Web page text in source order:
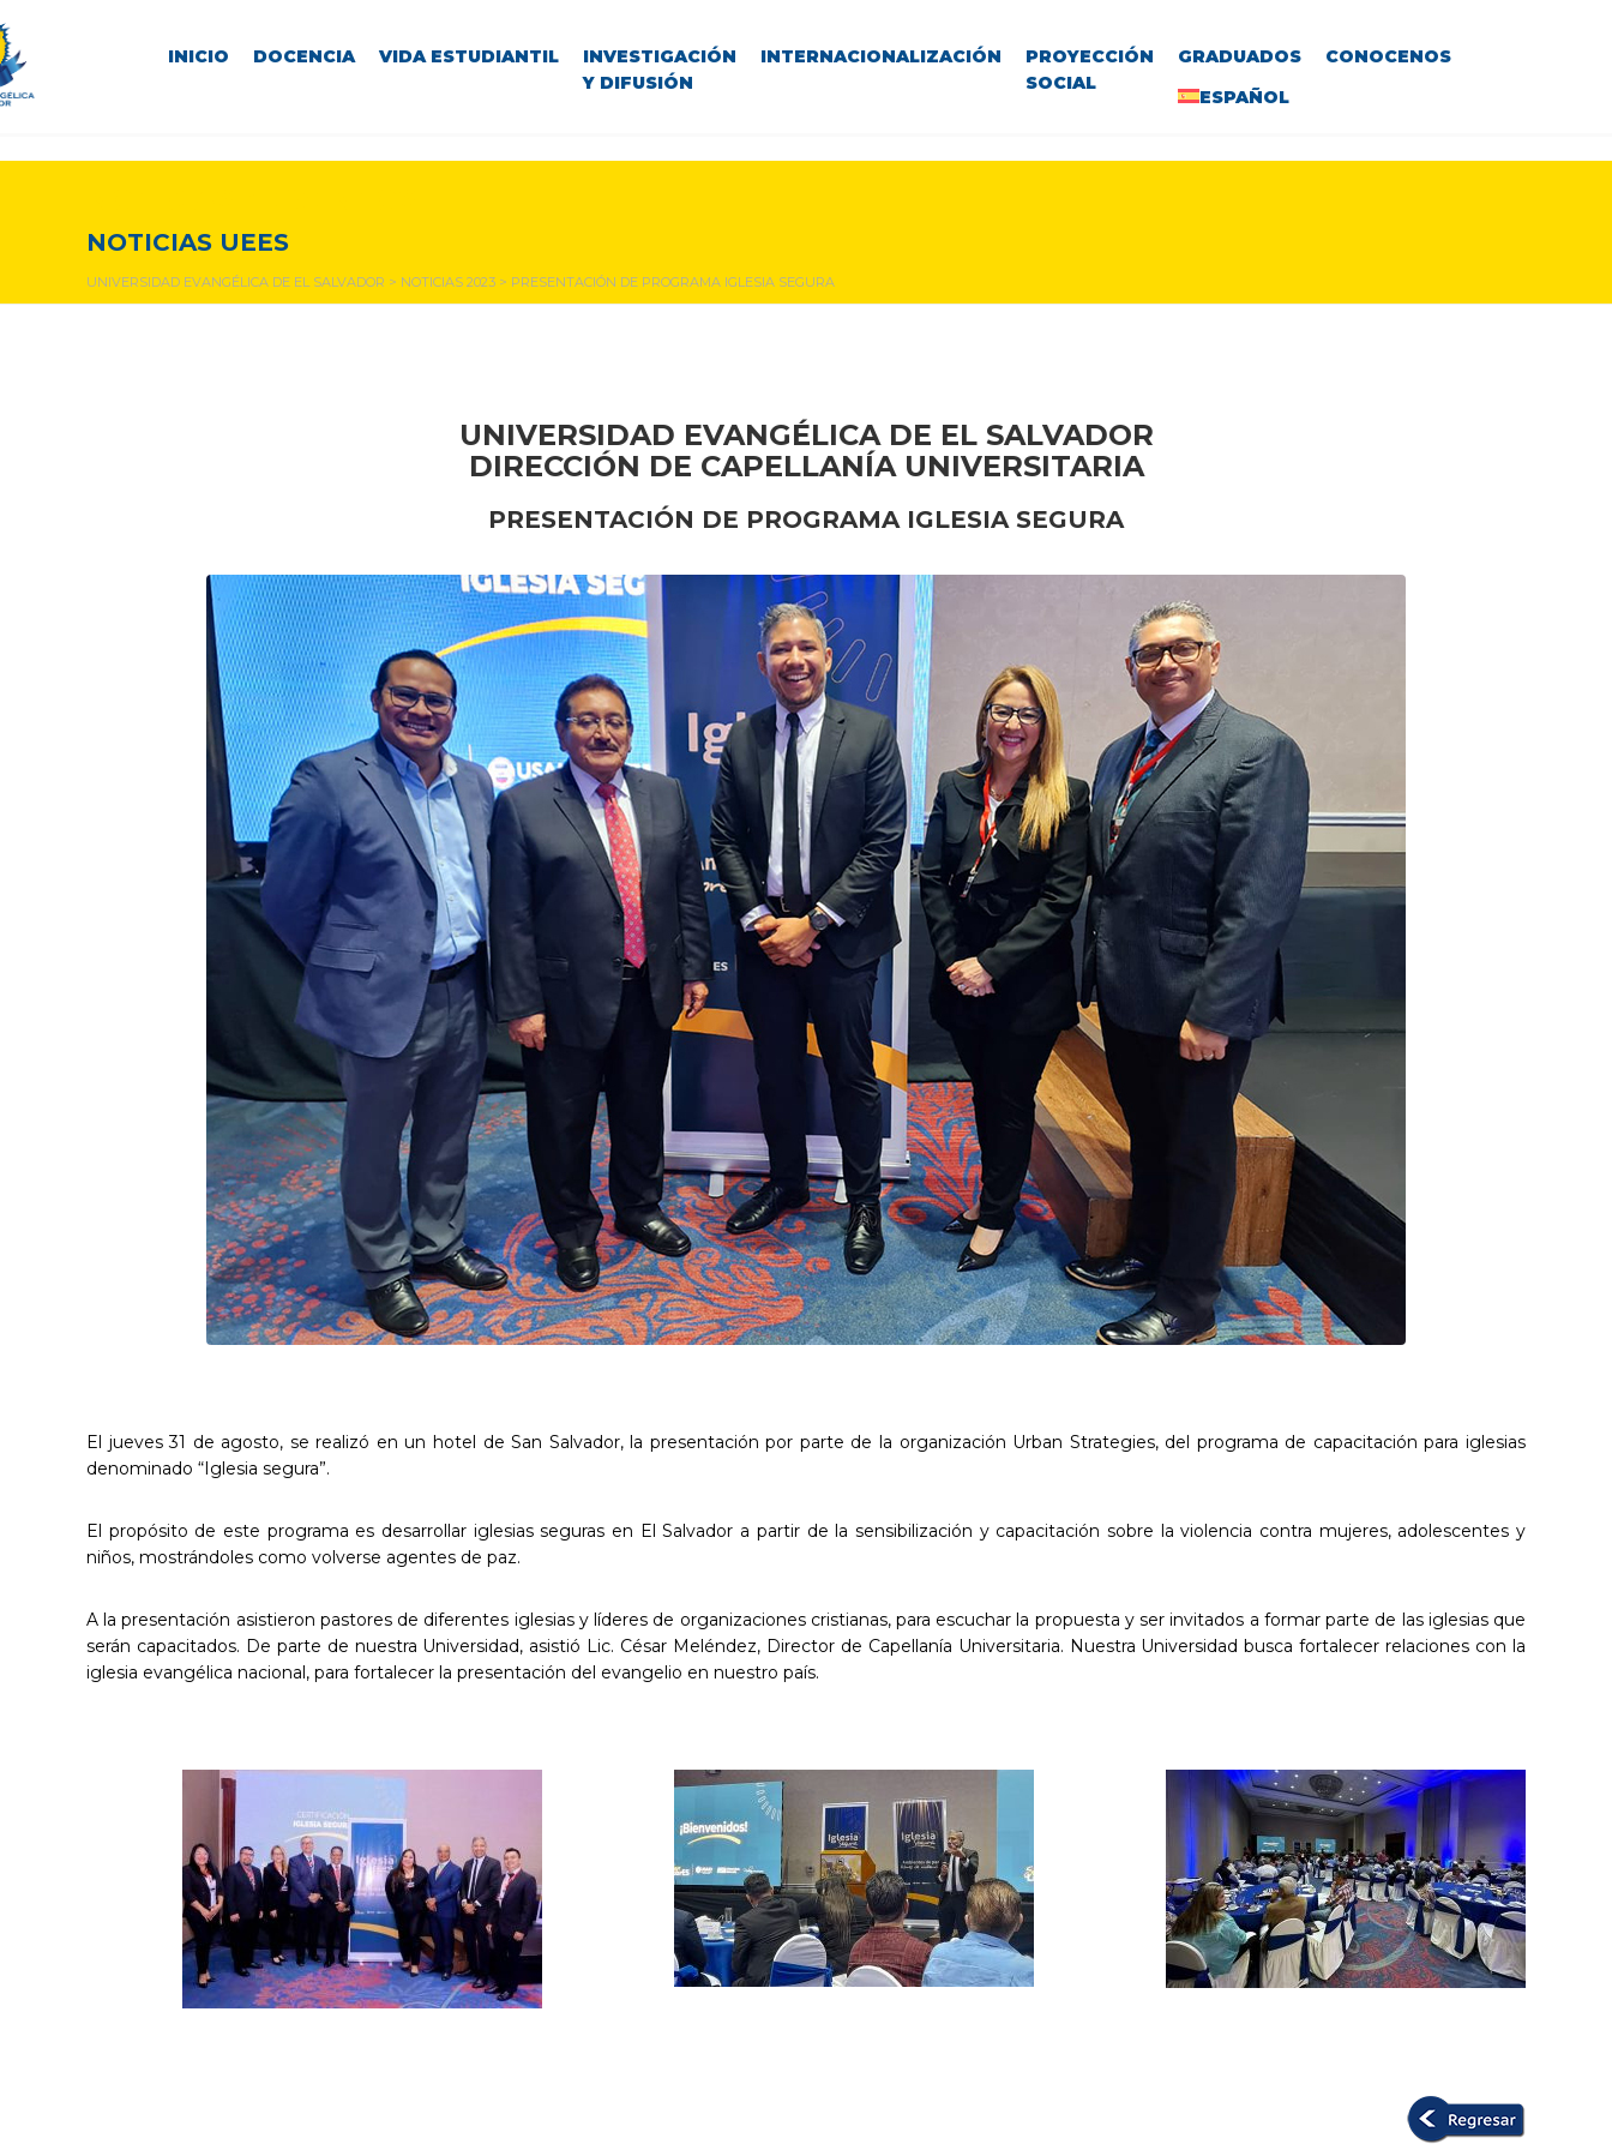
INICIO DOCENCIA VIDA ESTUDIANTIL
INVESTIGACIÓN
Y DIFUSIÓN
INTERNACIONALIZACIÓN
PROYECCIÓN
SOCIAL
GRADUADOS
CONOCENOS
ESPAÑOL
NOTICIAS UEES
UNIVERSIDAD EVANGÉLICA DE EL SALVADOR > NOTICIAS 2023 > PRESENTACIÓN DE PROGRAMA IGLESIA SEGURA
UNIVERSIDAD EVANGÉLICA DE EL SALVADOR
DIRECCIÓN DE CAPELLANÍA UNIVERSITARIA
PRESENTACIÓN DE PROGRAMA IGLESIA SEGURA
El jueves 31 de agosto, se realizó en un hotel de San Salvador, la presentación por parte de la organización Urban Strategies, del programa de capacitación para iglesias
denominado “Iglesia segura”.
El propósito de este programa es desarrollar iglesias seguras en El Salvador a partir de la sensibilización y capacitación sobre la violencia contra mujeres, adolescentes y
niños, mostrándoles como volverse agentes de paz.
A la presentación asistieron pastores de diferentes iglesias y líderes de organizaciones cristianas, para escuchar la propuesta y ser invitados a formar parte de las iglesias que
serán capacitados. De parte de nuestra Universidad, asistió Lic. César Meléndez, Director de Capellanía Universitaria. Nuestra Universidad busca fortalecer relaciones con la
iglesia evangélica nacional, para fortalecer la presentación del evangelio en nuestro país.